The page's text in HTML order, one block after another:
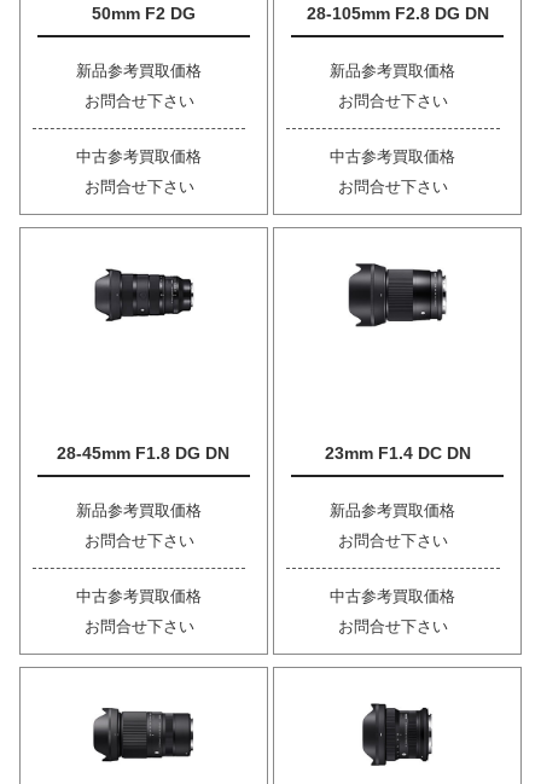
50mm F2 DG
新品参考買取価格
お問合せ下さい
中古参考買取価格
お問合せ下さい
28-105mm F2.8 DG DN
新品参考買取価格
お問合せ下さい
中古参考買取価格
お問合せ下さい
28-45mm F1.8 DG DN
新品参考買取価格
お問合せ下さい
中古参考買取価格
お問合せ下さい
23mm F1.4 DC DN
新品参考買取価格
お問合せ下さい
中古参考買取価格
お問合せ下さい